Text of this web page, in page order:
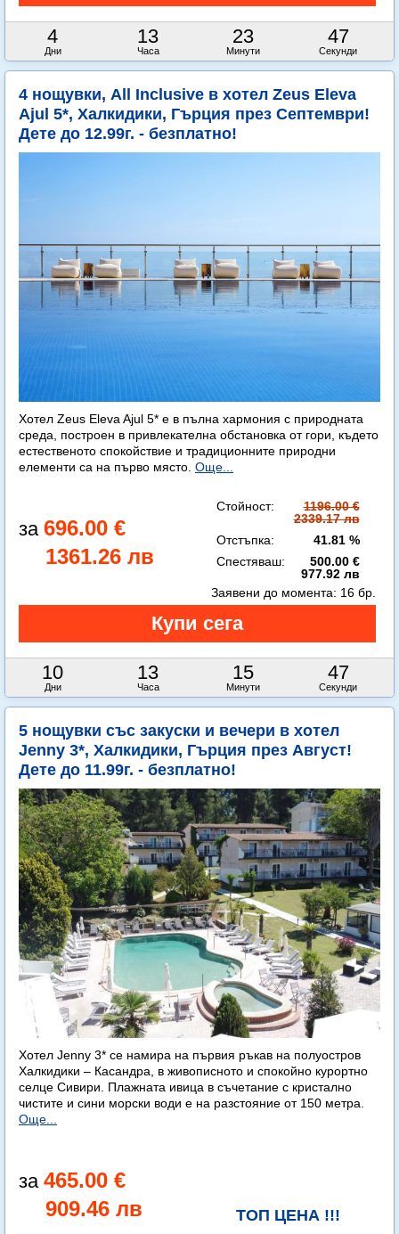
4
Дни
13
Часа
23
Минути
45
Секунди
4 нощувки, All Inclusive в хотел Zeus Eleva
Ajul 5*, Халкидики, Гърция през Септември!
Дете до 12.99г. - безплатно!
Хотел Zeus Eleva Ajul 5* е в пълна хармония с природната
среда, построен в привлекателна обстановка от гори, където
естественото спокойствие и традиционните природни
елементи са на първо място. Още...
696.00 €
1361.26 лв
Стойност:
1196.00 €
2339.17 лв
Отстъпка:
41.81 %
Спестяваш:
500.00 €
977.92 лв
10
Дни
13
Часа
15
Минути
45
Секунди
Заявени до момента: 16 бр.
5 нощувки със закуски и вечери в хотел
Jenny 3*, Халкидики, Гърция през Август!
Дете до 11.99г. - безплатно!
Хотел Jenny 3* се намира на първия ръкав на полуостров
Халкидики – Касандра, в живописното и спокойно курортно
селце Сивири. Плажната ивица в съчетание с кристално
чистите и сини морски води е на разстояние от 150 метра.
Още...
465.00 €
909.46 лв
ТОП ЦЕНА !!!